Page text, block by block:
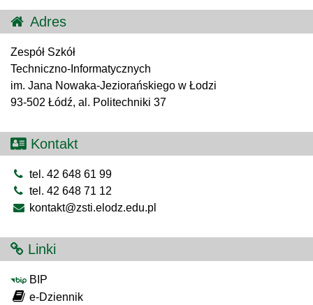
Adres
Zespół Szkół
Techniczno-Informatycznych
im. Jana Nowaka-Jeziorańskiego w Łodzi
93-502 Łódź, al. Politechniki 37
Kontakt
tel. 42 648 61 99
tel. 42 648 71 12
kontakt@zsti.elodz.edu.pl
Linki
BIP
e-Dziennik